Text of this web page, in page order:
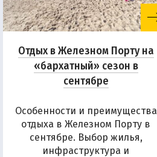
Отдых в Железном Порту на
«бархатный» сезон в
сентябре
Особенности и преимущества
отдыха в Железном Порту в
сентябре. Выбор жилья,
инфраструктура и